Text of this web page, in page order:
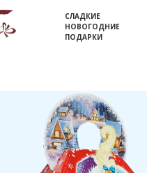
СЛАДКИЕ
НОВОГОДНИЕ
ПОДАРКИ